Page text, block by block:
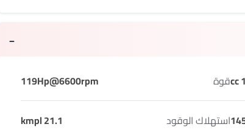
قوة 119Hp@6600rpm
استهلاك الوقود 21.1 kmpl